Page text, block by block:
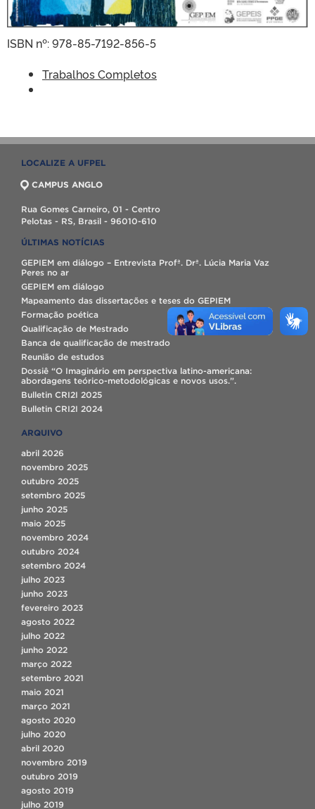
ISBN nº: 978-85-7192-856-5
Trabalhos Completos
LOCALIZE A UFPEL
CAMPUS ANGLO
Rua Gomes Carneiro, 01 - Centro
Pelotas - RS, Brasil - 96010-610
ÚLTIMAS NOTÍCIAS
GEPIEM em diálogo – Entrevista Profª. Drª. Lúcia Maria Vaz
Peres no ar
GEPIEM em diálogo
Mapeamento das dissertações e teses do GEPIEM
Formação poética
Qualificação de Mestrado
Banca de qualificação de mestrado
Reunião de estudos
Dossiê “O Imaginário em perspectiva latino-americana:
abordagens teórico-metodológicas e novos usos.”.
Bulletin CRI2I 2025
Bulletin CRI2I 2024
ARQUIVO
abril 2026
novembro 2025
outubro 2025
setembro 2025
junho 2025
maio 2025
novembro 2024
outubro 2024
setembro 2024
julho 2023
junho 2023
fevereiro 2023
agosto 2022
julho 2022
junho 2022
março 2022
setembro 2021
maio 2021
março 2021
agosto 2020
julho 2020
abril 2020
novembro 2019
outubro 2019
agosto 2019
julho 2019